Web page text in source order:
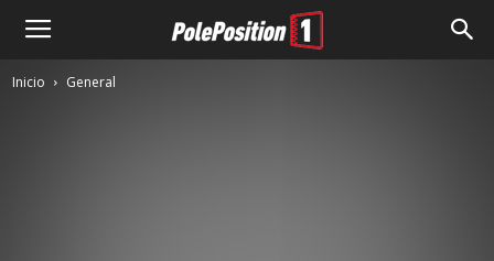
Inicio General